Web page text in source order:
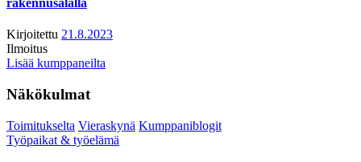
rakennusalalla
Kirjoitettu 21.8.2023
Ilmoitus
Lisää kumppaneilta
Näkökulmat
Toimitukselta Vieraskynä Kumppaniblogit
Työpaikat & työelämä